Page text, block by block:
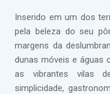
Inserido em um dos
pela beleza do seu
margens da
dunas móveis e águas
as vibrantes vilas
simplicidade,